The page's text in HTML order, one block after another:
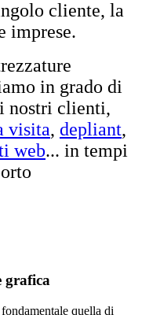
cliente, la
imprese.
in grado di
nostri clienti,
visita, depliant,
web... in tempi
grafica
quella di